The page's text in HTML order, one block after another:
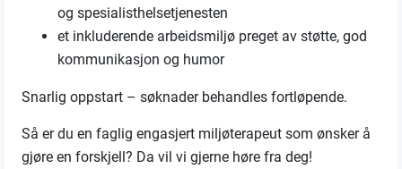
og spesialisthelsetjenesten
et inkluderende arbeidsmiljø preget av støtte, god
kommunikasjon og humor
Snarlig oppstart – søknader behandles fortløpende.
Så er du en faglig engasjert miljøterapeut som ønsker å
gjøre en forskjell? Da vil vi gjerne høre fra deg!